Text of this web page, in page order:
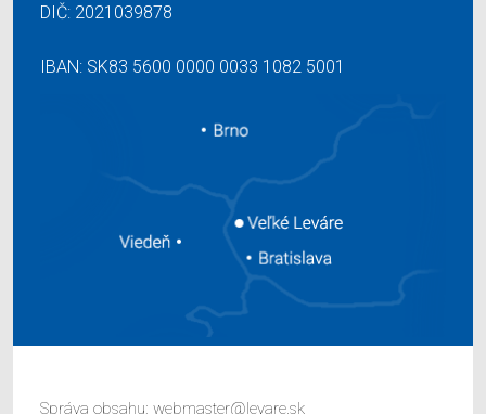
DIČ: 2021039878
IBAN: SK83 5600 0000 0033 1082 5001
Správa obsahu: webmaster@levare.sk